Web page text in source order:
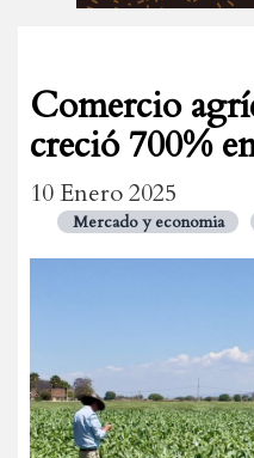
Comercio
creció 700%
10 Enero 2025
Mercado y economia